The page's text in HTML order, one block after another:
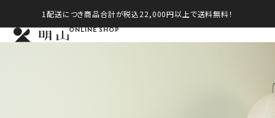
1配送につき商品合計が税込22,000円以上で送料無料！
ONLINE SHOP